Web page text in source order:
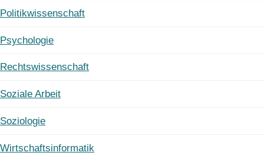
Politikwissenschaft
Psychologie
Rechtswissenschaft
Soziale Arbeit
Soziologie
Wirtschaftsinformatik